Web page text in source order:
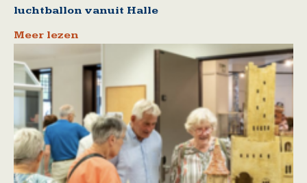
luchtballon vanuit Halle
Meer lezen